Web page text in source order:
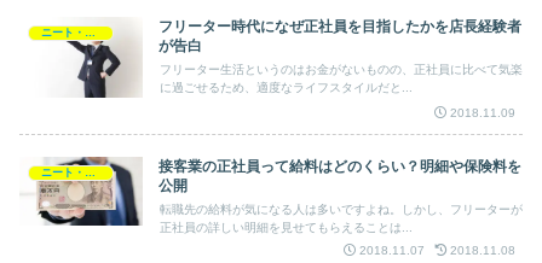
フリーター時代になぜ正社員を目指したかを店長経験者
が告白
フリーター生活というのはお金がないものの、正社員に比べて気楽
に過ごせるため、適度なライフスタイルだと...
2018.11.09
ニート・フリーター・非正規雇用
接客業の正社員って給料はどのくらい？明細や保険料を
公開
転職先の給料が気になる人は多いですよね。しかし、フリーターが
正社員の詳しい明細を見せてもらえることは...
2018.11.07
2018.11.08